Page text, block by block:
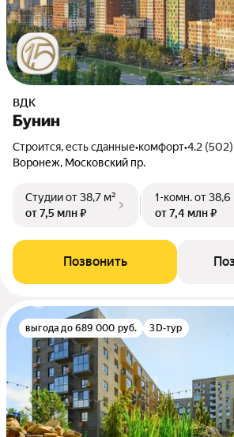
ВДК
Бунин
Строится, есть сданные•комфорт•4.2 (502)
Воронеж, Московский пр.
Студииот 38,7 м²
от 7,5 млн ₽
1-комн.от 38,6
от 7,4 млн ₽
Позвонить
выгода до 689 000 руб. 3D-тур